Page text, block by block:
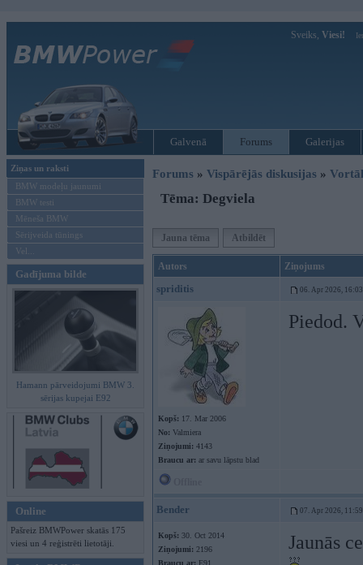
Sveiks, Viesi!
Galvenā Forums Galerijas
Ziņas un raksti
BMW modeļu jaunumi
BMW testi
Mēneša BMW
Sērijveida tūnings
Vel...
Gadījuma bilde
Hamann pārveidojumi BMW 3.
sērijas kupejai E92
Online
Pašreiz BMWPower skatās 175
viesi un 4 reģistrēti lietotāji.
Forums » Vispārējās diskusijas »
Tēma: Degviela
Jauna tēma Atbildēt
Autors Ziņojums
spriditis 06. Apr 2026, 16:03
Kopš: 17. Mar 2006
No: Valmiera
Ziņojumi: 4143
Braucu ar: ar savu lāpstu blad
Piedod.
Bender 07. Apr 2026, 11:59
Kopš: 30. Oct 2014
Ziņojumi: 2196
Braucu ar: E91
Jaunās